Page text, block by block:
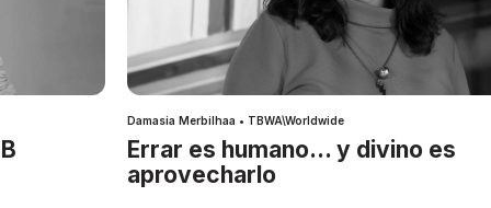
Damasia Merbilhaa • TBWA\Worldwide
Errar es humano… y divino es
aprovecharlo